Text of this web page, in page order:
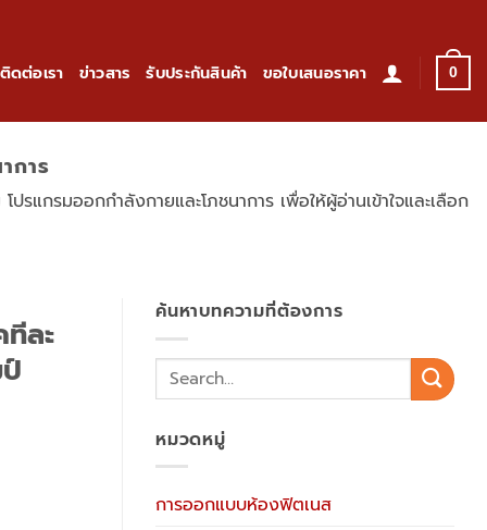
ติดต่อเรา ข่าวสาร รับประกันสินค้า ขอใบเสนอราคา 0
การ
แกรมออกกำลังกายและโภชนาการ เพื่อให้ผู้อ่านเข้าใจและเลือก
ละ
ค้นหาบทความที่ต้องการ
หมวดหมู่
การออกแบบห้องฟิตเนส